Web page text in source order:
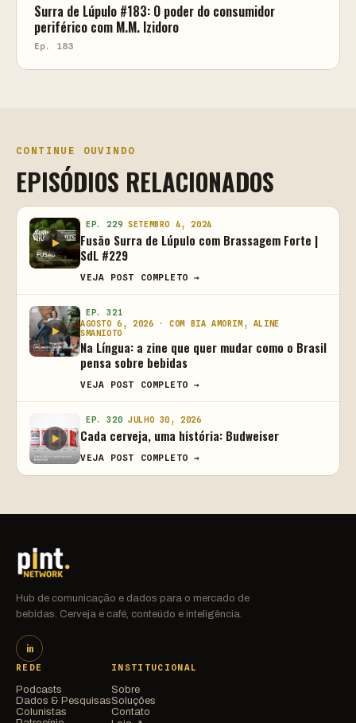
Surra de Lúpulo #183: O poder do consumidor
periférico com M.M. Izidoro
Ep. 183
CONTINUE OUVINDO
EPISÓDIOS RELACIONADOS
EP. 229 SETEMBRO 4, 2024
Fusão Surra de Lúpulo com Brassagem Forte |
SdL #229
VEJA POST COMPLETO →
EP. 321
AGOSTO 6, 2026 · COM BIA AMORIM, ALINE
SMANIOTO
Na Língua: a zine que quer mudar como o Brasil
pensa sobre bebidas
VEJA POST COMPLETO →
EP. 320 JULHO 30, 2026
Cada cerveja, uma história: Budweiser
VEJA POST COMPLETO →
Hub de comunicação e dados para o mercado de
bebidas. Cerveja e café, conteúdo e inteligência.
in
REDE
Podcasts
Dados & Pesquisas
Colunistas
INSTITUCIONAL
Sobre
Soluções
Contato